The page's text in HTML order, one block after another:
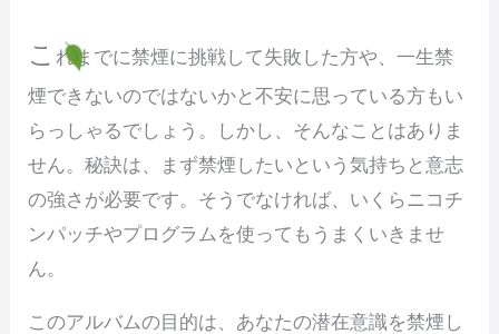
こ れまでに禁煙に挑戦して失敗した方や、一生禁
煙できないのではないかと不安に思っている方もい
らっしゃるでしょう。しかし、そんなことはありま
せん。秘訣は、まず禁煙したいという気持ちと意志
の強さが必要です。そうでなければ、いくらニコチ
ンパッチやプログラムを使ってもうまくいきませ
ん。
このアルバムの目的は、あなたの潜在意識を禁煙し